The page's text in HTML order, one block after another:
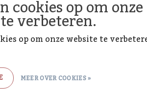
cookies op om onze
verbeteren.
op om onze website te
MEER OVER COOKIES »